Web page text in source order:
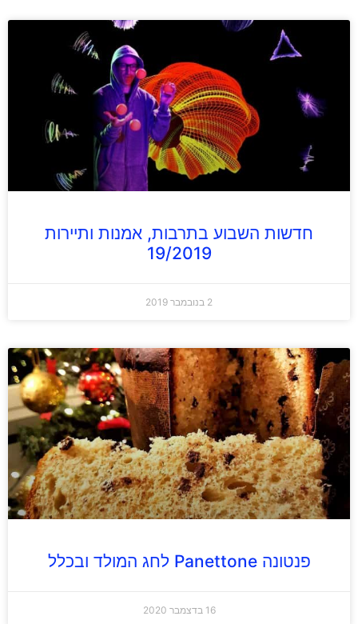
חדשות השבוע בתרבות, אמנות ותיירות
19/2019
2 בנובמבר 2019
פנטונה Panettone לחג המולד ובכלל
16 בדצמבר 2020